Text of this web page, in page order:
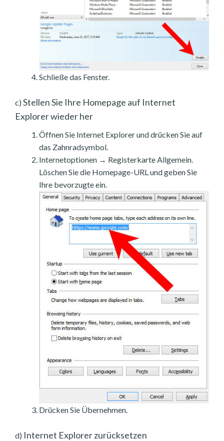
Schließe das Fenster.
c) Stellen Sie Ihre Homepage auf Internet
Explorer wieder her
Öffnen Sie Internet Explorer und drücken Sie auf
das Zahnradsymbol.
Internetoptionen → Registerkarte Allgemein.
Löschen Sie die Homepage-URL und geben Sie
Ihre bevorzugte ein.
Drücken Sie Übernehmen.
d) Internet Explorer zurücksetzen